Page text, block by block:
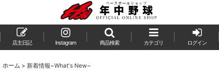
店主日記 Instagram 商品検索 カテゴリ ログイン
ホーム > 新着情報~What's New~